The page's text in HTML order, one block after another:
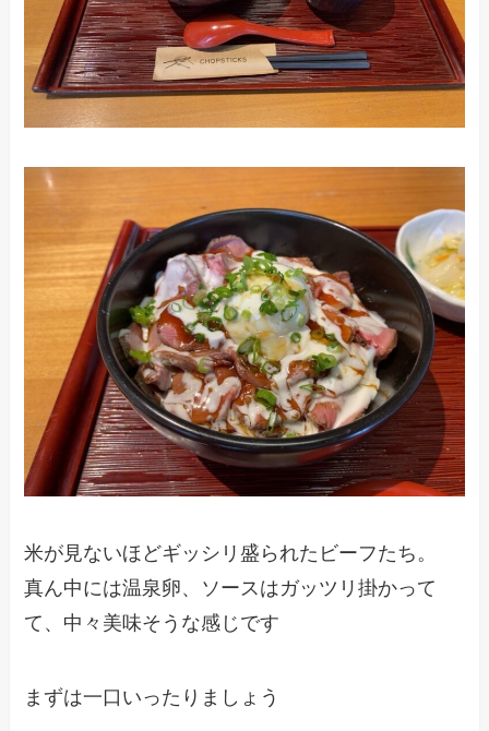
米が見ないほどギッシリ盛られたビーフたち。
真ん中には温泉卵、ソースはガッツリ掛かって
て、中々美味そうな感じです
まずは一口いったりましょう